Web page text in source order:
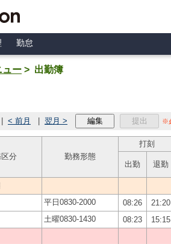
勤怠
ュー > 出勤簿
< 前月 翌月 > 編集 提出 ※
分 勤務形態
打刻
出勤 退勤
平日0830-2000 08:26
21:20
土曜0830-1430 08:23
15:15